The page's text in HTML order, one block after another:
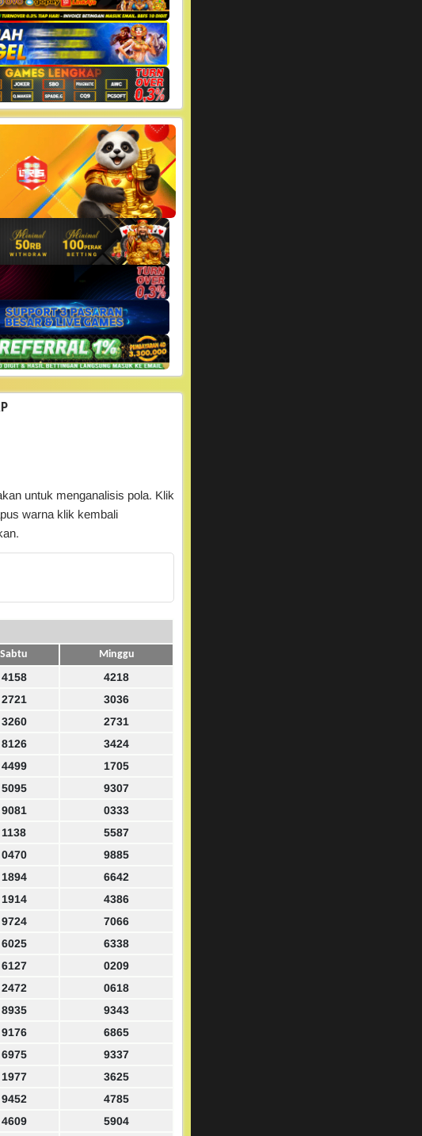
untuk menganalisis pola. Klik
warna klik kembali
Sabtu Minggu
4158
4218
2721
3036
3260
2731
8126
3424
4499
1705
5095
9307
9081
0333
1138
5587
0470
9885
1894
6642
1914
4386
9724
7066
6025
6338
6127
0209
2472
0618
8935
9343
9176
6865
6975
9337
1977
3625
9452
4785
4609
5904